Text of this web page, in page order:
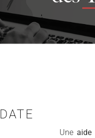
DATE
Une aide